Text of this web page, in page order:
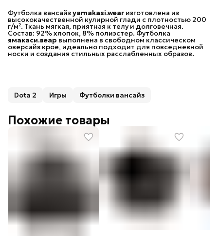
предоставляется бесплатная доставка в пункты
выдачи СДЭК.
При заказе на сумму от 20 000 рублей
предоставляется бесплатная доставка Почтой
России.
Футболка вансайзyamakasi.wear изготовлена из
высококачественной кулирной глади с плотностью 200
г/м². Ткань мягкая, приятная к телу и долговечная.
Состав: 92% хлопок, 8% полиэстер. Футболка
ямакаси.веар выполнена в свободном классическом
оверсайз крое, идеально подходит для повседневной
носки и создания стильных расслабленных образов.
Dota 2 Игры Футболки вансайз
Похожие товары